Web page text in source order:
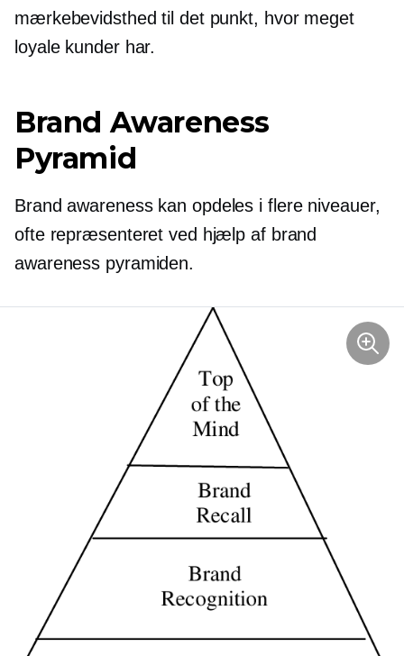
mærkebevidsthed til det punkt, hvor meget
loyale kunder har.
Brand Awareness
Pyramid
Brand awareness kan opdeles i flere niveauer,
ofte repræsenteret ved hjælp af brand
awareness pyramiden.